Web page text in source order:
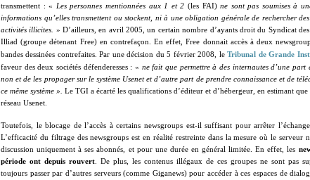
transmettent : « Les personnes mentionnées aux 1 et 2 (les FAI)ne sont pas soumises à
informations qu’elles transmettent ou stockent, ni à une obligation générale de rechercher
activités illicites. » D’ailleurs, en avril 2005, un certain nombre d’ayants droit du Syndicat
Illiad (groupe détenant Free) en contrefaçon. En effet, Free donnait accès à deux
bandes dessinées contrefaites. Par une décision du 5 février 2008, leTribunal de Grande
faveur des deux sociétés défenderesses : « ne fait que permettre à des internautes d’une
non et de les propager sur le système Usenet et d’autre part de prendre connaissance et de
ce même système ». Le TGI a écarté les qualifications d’éditeur et d’hébergeur, en estimant
réseau Usenet
Toutefois, le blocage de l’accès à certains newsgroups est-il suffisant pour arrêter
L’efficacité du filtrage des newsgroups est en réalité restreinte dans la mesure où le serveur
discussion uniquement à ses abonnés, et pour une durée en général limitée. En effet, les
période ont depuis rouvert . De plus, les contenus illégaux de ces groupes ne sont pas
toujours passer par d’autres serveurs (comme Giganews) pour accéder à ces espaces de